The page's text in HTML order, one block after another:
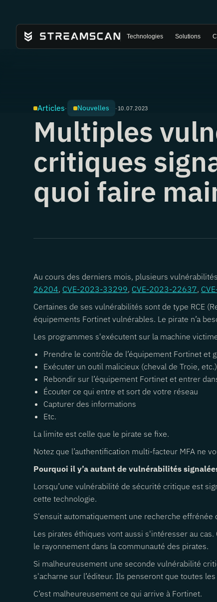
Technologies Solutions
Articles· Nouvelles · 10.07.2023
Multiples
critiques
quoi faire
Au cours des derniers mois, plusieurs
26204, CVE-2023-33299, CVE-2023-22637,
Certaines de ses vulnérabilités sont de type RCE
équipements Fortinet vulnérables. Le pirate n’a
Les programmes s'exécutent sur la machine
Prendre le contrôle de l’équipement Fortinet et
Exécuter un outil malicieux (cheval de Troie, etc.)
Rebondir sur l’équipement Fortinet et entrer
Écouter ce qui entre et sort de votre réseau
Capturer des informations
Etc.
La limite est celle que le pirate se fixe.
Notez que l’authentification multi-facteur MFA ne
Pourquoi il y’a autant de vulnérabilités
Lorsqu’une vulnérabilité de sécurité critique est
cette technologie.
S'ensuit automatiquement une recherche
Les pirates éthiques vont aussi s'intéresser au
le rayonnement dans la communauté des pirates.
Si malheureusement une seconde vulnérabilité
s'acharne sur l’éditeur. Ils penseront que toutes
C’est malheureusement ce qui arrive à Fortinet.